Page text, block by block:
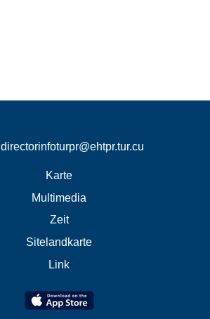
directorinfoturpr@ehtpr.tur.cu
Karte
Multimedia
Zeit
Sitelandkarte
Link